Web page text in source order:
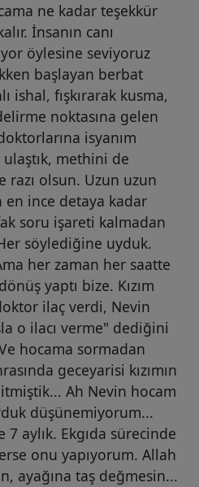
ne kadar teşekkür
İnsanın canı
öylesine seviyoruz
başlayan berbat
ishal, fışkırarak kusma,
noktasına gelen
isyanım
methini de
razı olsun. Uzun uzun
ince detaya kadar
soru işareti kalmadan
söylediğine uyduk.
her zaman her saatte
yaptı bize. Kızım
ilaç verdi, Nevin
o ilacı verme" dediğini
hocama sormadan
geceyarisi kızımın
Ah Nevin hocam
düşünemiyorum...
7 aylık. Ekgıda sürecinde
onu yapıyorum. Allah
ayağına taş değmesin...